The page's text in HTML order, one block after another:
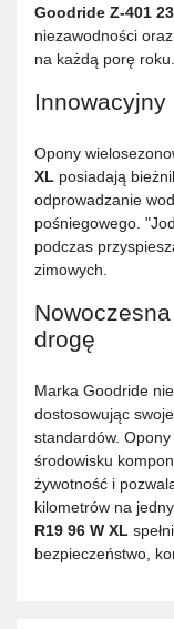
Goodride Z-401
niezawodności
na każdą porę roku.
Opony
XL posiadają
odprowadzanie
pośniegowego.
podczas
zimowych.
drogę
Marka Goodride
dostosowując
standardów.
środowisku
żywotność i
kilometrów na
R19 96 W XL
bezpieczeństwo,